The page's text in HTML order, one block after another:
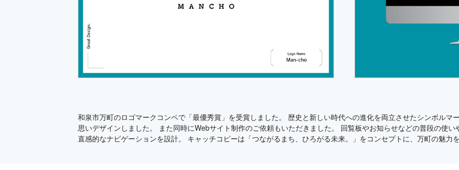
和泉市万町のロゴマークコンペで「最優秀賞」を受賞しました。 歴史と新しい時代への進化を両立させたシンボルマ
思いデザインしました。 また同時にWebサイト制作のご依頼もいただきました。 回覧板やお知らせなどの普段の使
直感的なナビゲーションを設計。 キャッチコピーは「つながるまち、ひろがる未来。」をコンセプトに、万町の魅力